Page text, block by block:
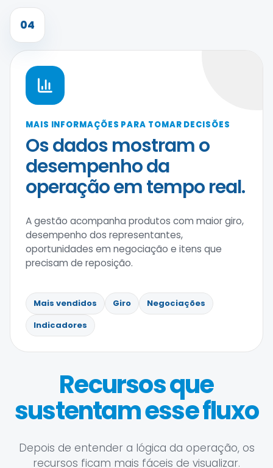
04
MAIS INFORMAÇÕES PARA TOMAR DECISÕES
Os dados mostram o
desempenho da
operação em tempo real.
A gestão acompanha produtos com maior giro,
desempenho dos representantes,
oportunidades em negociação e itens que
precisam de reposição.
Mais vendidos Giro
Negociações
Indicadores
Recursos que
sustentam esse fluxo
Depois de entender a lógica da operação, os
recursos ficam mais fáceis de visualizar.